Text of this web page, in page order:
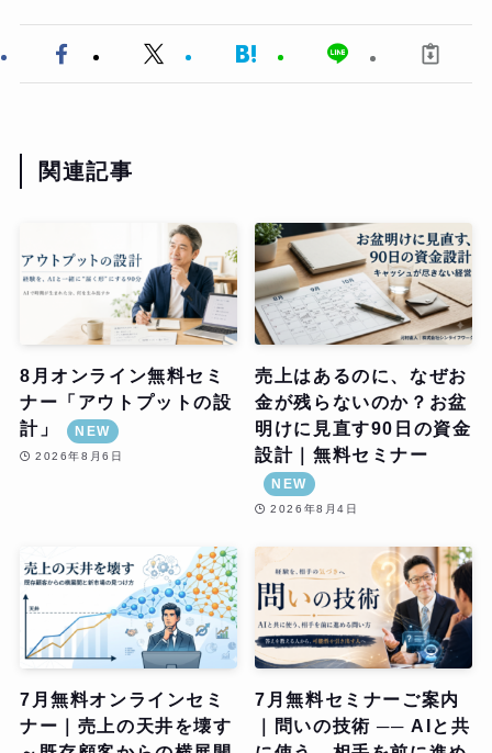
関連記事
8月オンライン無料セミ
ナー「アウトプットの設
計」
NEW
2026年8月6日
売上はあるのに、なぜお
金が残らないのか？お盆
明けに見直す90日の資金
設計｜無料セミナー
NEW
2026年8月4日
7月無料オンラインセミ
ナー｜売上の天井を壊す
7月無料セミナーご案内
｜問いの技術 ── AIと共